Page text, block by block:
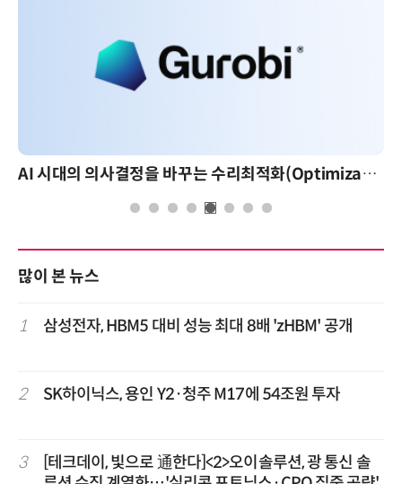
AI 시대의 의사결정을 바꾸는 수리최적화(Optimization): 실제 산업 적용 사례와 활용 전략
많이 본 뉴스
1 삼성전자, HBM5 대비 성능 최대 8배 'zHBM' 공개
2 SK하이닉스, 용인 Y2·청주 M17에 54조원 투자
3
[테크데이, 빛으로 通한다]<2>오이솔루션, 광 통신 솔